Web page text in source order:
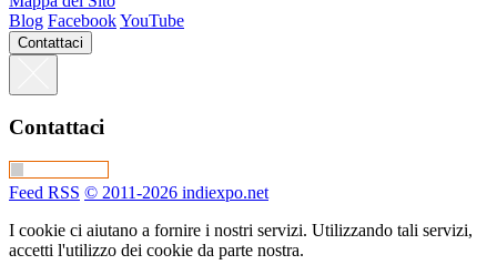
Blog FacebookYouTube
Contattaci
Contattaci
Feed RSS © 2011-2026 indiexpo.net
I cookie ci aiutano a fornire i nostri servizi. Utilizzando tali servizi,
accetti l'utilizzo dei cookie da parte nostra.